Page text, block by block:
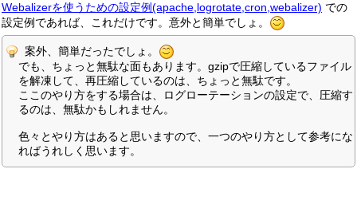
Webalizerを使うための設定例(apache,logrotate,cron,webalizer) での
設定例であれば、これだけです。意外と簡単でしょ。
案外、簡単だったでしょ。
でも、ちょっと無駄な面もあります。gzipで圧縮しているファイル
を解凍して、再圧縮しているのは、ちょっと無駄です。
ここのやり方をする場合は、ログローテーションの設定で、圧縮す
るのは、無駄かもしれません。
色々とやり方はあると思いますので、一つのやり方として参考にな
ればうれしく思います。